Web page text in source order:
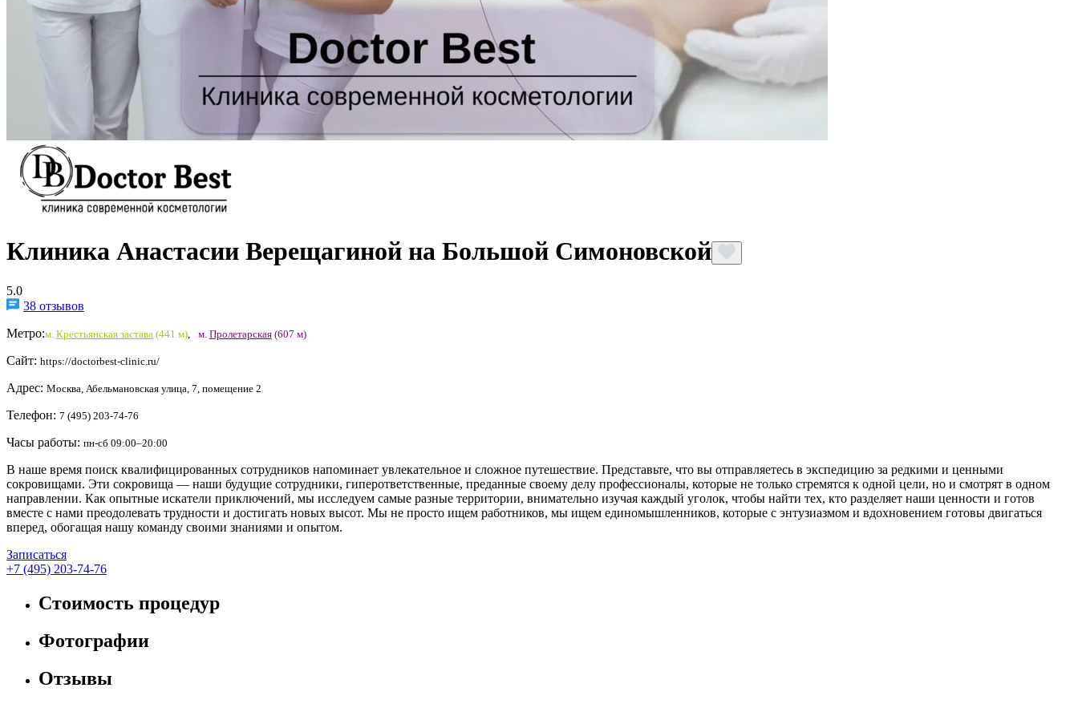
Клиника Анастасии Верещагиной на Большой Симоновской
5.0
38 отзывов
Метро:м. Крестьянская застава (441 м) м. Пролетарская(607 м)
Сайт: https://doctorbest-clinic.ru/
Адрес: Москва, Абельмановская улица, 7, помещение 2
Телефон: 7 (495) 203-74-76
Часы работы: пн-сб 09:00–20:00
В наше время поиск квалифицированных сотрудников напоминает увлекательное и сложное путешествие. Представьте, что вы отправляетесь в экспедицию за редкими и ценными
сокровищами. Эти сокровища — наши будущие сотрудники, гиперответственные, преданные своему делу профессионалы, которые не только стремятся к одной цели, но и смотрят в одном
направлении. Как опытные искатели приключений, мы исследуем самые разные территории, внимательно изучая каждый уголок, чтобы найти тех, кто разделяет наши ценности и готов
вместе с нами преодолевать трудности и достигать новых высот. Мы не просто ищем работников, мы ищем единомышленников, которые с энтузиазмом и вдохновением готовы двигаться
вперед, обогащая нашу команду своими знаниями и опытом.
Записаться
+7 (495) 203-74-76
Стоимость процедур
Фотографии
Отзывы